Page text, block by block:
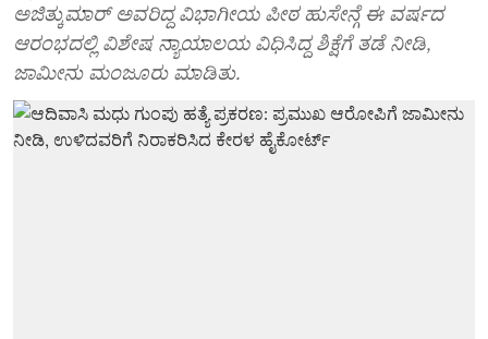
ಅಜಿತ್ಕುಮಾರ್ ಅವರಿದ್ದ ವಿಭಾಗೀಯ ಪೀಠ ಹುಸೇನ್ಗೆ ಈ ವರ್ಷದ
ಆರಂಭದಲ್ಲಿ ವಿಶೇಷ ನ್ಯಾಯಾಲಯ ವಿಧಿಸಿದ್ದ ಶಿಕ್ಷೆಗೆ ತಡೆ ನೀಡಿ,
ಜಾಮೀನು ಮಂಜೂರು ಮಾಡಿತು.